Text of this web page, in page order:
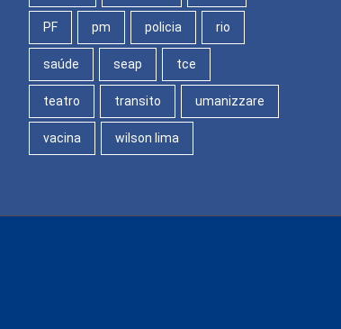
PF pm policia rio
saúde seap tce
teatro transito umanizzare
vacina wilson lima